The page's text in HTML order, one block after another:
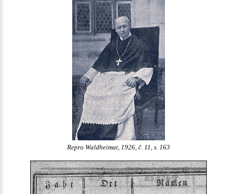
Repro Waldheimat, 1926, č. 11, s. 163